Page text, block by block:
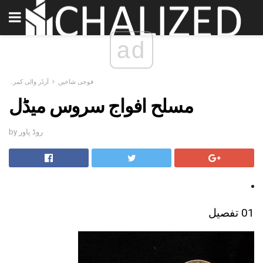
ad
فوجی شاخیں آرڈر والی کمرہ
مسلح افواج سروس میڈل
by روڈ پاور
01 تفصیل